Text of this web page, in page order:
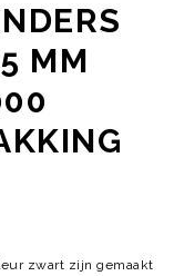
MM
zwart zijn gemaakt